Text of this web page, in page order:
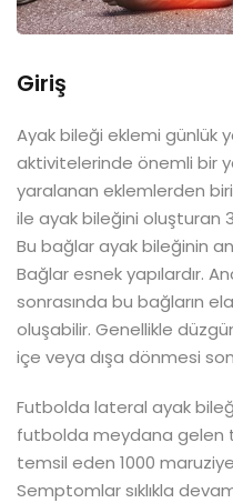
Giriş
Ayak bileği eklemi günlük
aktivitelerinde önemli bir
yaralanan eklemlerden
ile ayak bileğini oluşturan
Bu bağlar ayak bileğinin
Bağlar esnek yapılardır.
sonrasında bu bağların
oluşabilir. Genellikle
içe veya dışa dönmesi
Futbolda lateral ayak
futbolda meydana gelen
temsil eden 1000
Semptomlar sıklıkla